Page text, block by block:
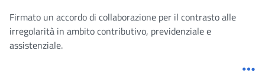
Firmato un accordo di collaborazione per il contrasto alle
irregolarità in ambito contributivo, previdenziale e
assistenziale.